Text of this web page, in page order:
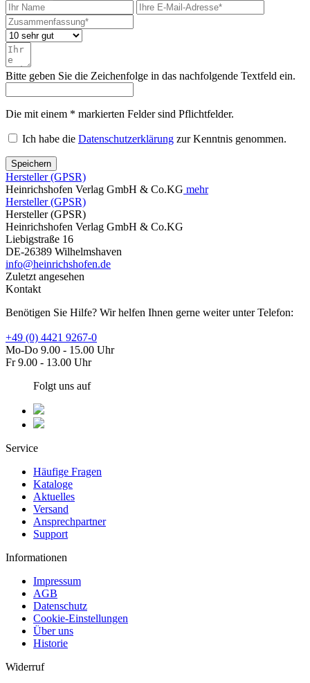
Bitte geben Sie die Zeichenfolge in das nachfolgende Textfeld ein.
Die mit einem * markierten Felder sind Pflichtfelder.
Ich habe die Datenschutzerklärung zur Kenntnis genommen.
Speichern
Hersteller (GPSR)
Heinrichshofen Verlag GmbH & Co.KG mehr
Hersteller (GPSR)
Hersteller (GPSR)
Heinrichshofen Verlag GmbH & Co.KG
Liebigstraße 16
DE-26389 Wilhelmshaven
info@heinrichshofen.de
Zuletzt angesehen
Kontakt
Benötigen Sie Hilfe? Wir helfen Ihnen gerne weiter unter Telefon:
+49 (0) 4421 9267-0
Mo-Do 9.00 - 15.00 Uhr
Fr 9.00 - 13.00 Uhr
Folgt uns auf
Service
Häufige Fragen
Kataloge
Aktuelles
Versand
Ansprechpartner
Support
Informationen
Impressum
AGB
Datenschutz
Cookie-Einstellungen
Über uns
Historie
Widerruf